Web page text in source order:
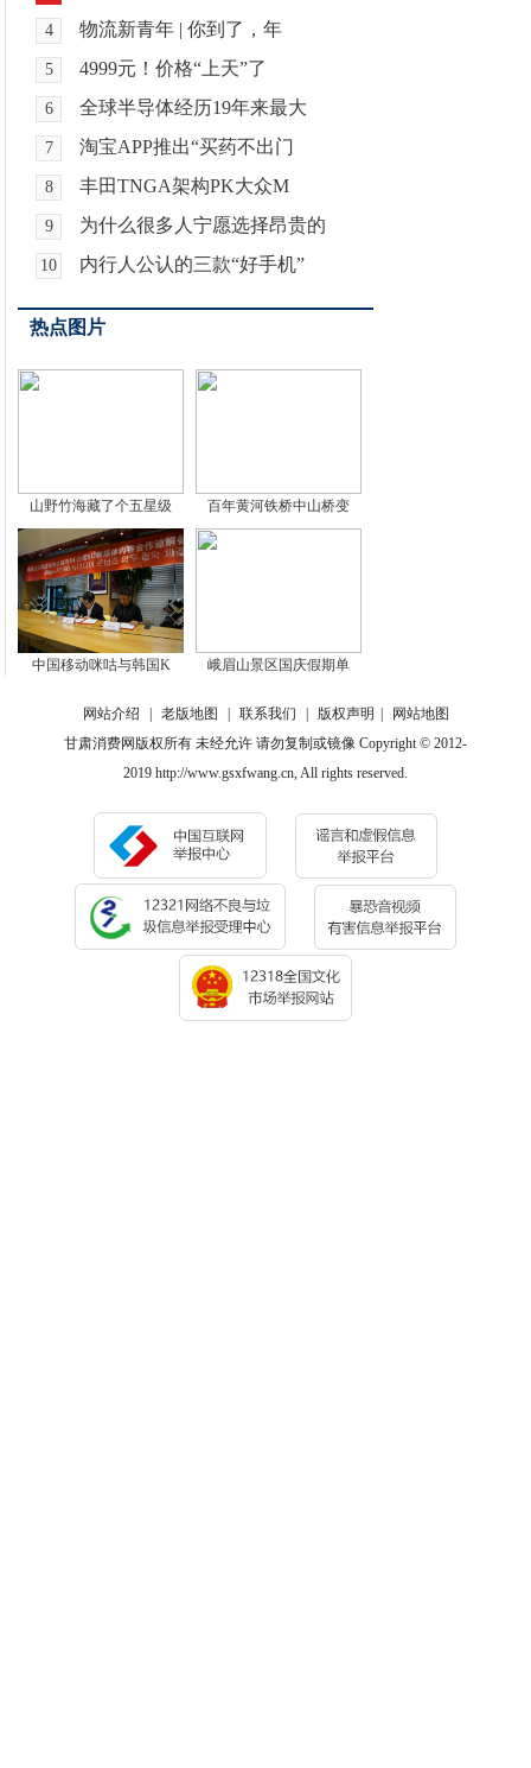
4 物流新青年 | 你到了，年
5 4999元！价格“上天”了
6 全球半导体经历19年来最大
7 淘宝APP推出“买药不出门
8 丰田TNGA架构PK大众M
9 为什么很多人宁愿选择昂贵的
10 内行人公认的三款“好手机”
热点图片
山野竹海藏了个五星级 百年黄河铁桥中山桥变
中国移动咪咕与韩国K 峨眉山景区国庆假期单
网站介绍 老版地图 联系我们 版权声明
网站地图
甘肃消费网版权所有 未经允许 请勿复制或镜像 Copyright © 2012-
2019 http://www.gsxfwang.cn, All rights reserved.